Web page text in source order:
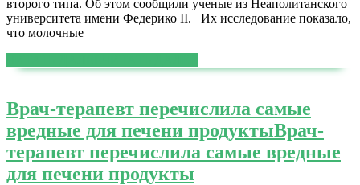
второго типа. Об этом сообщили ученые из Неаполитанского
университета имени Федерико II. Их исследование показало,
что молочные
Врач-терапевт перечислила самые
вредные для печени продуктыВрач-
терапевт перечислила самые вредные
для печени продукты